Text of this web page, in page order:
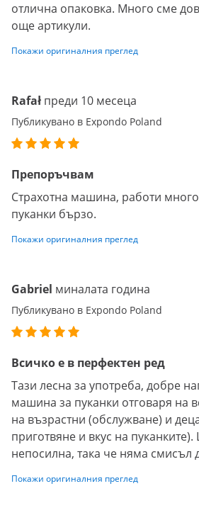
отлична опаковка. Много сме
още артикули.
Покажи оригиналния преглед
Rafał преди 10 месеца
Публикувано в Expondo Poland
Препоръчвам
Страхотна машина, работи
пуканки бързо.
Покажи оригиналния преглед
Gabriel миналата година
Публикувано в Expondo Poland
Всичко е в перфектен ред
Тази лесна за употреба, добре
машина за пуканки отговаря на
на възрастни (обслужване) и
приготвяне и вкус на
непосилна, така че няма смисъл
Покажи оригиналния преглед